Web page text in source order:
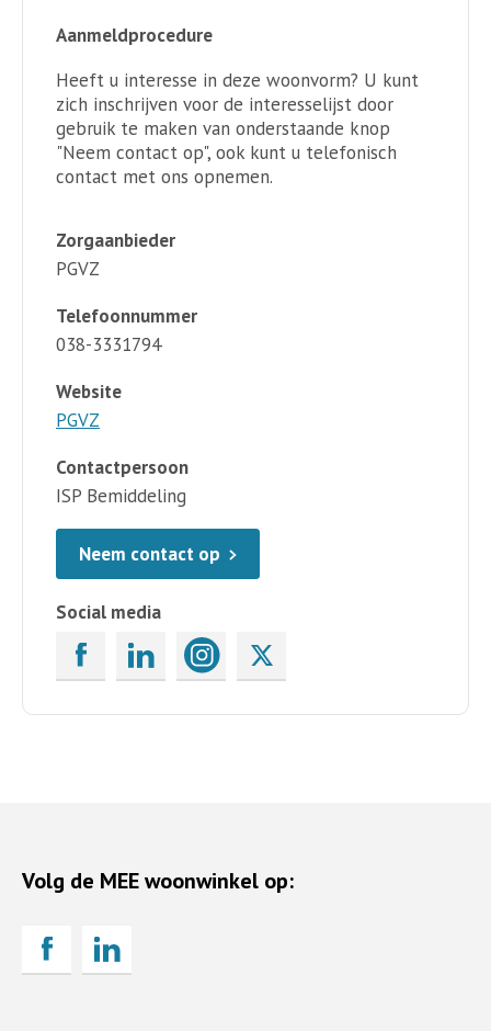
Aanmeldprocedure
Heeft u interesse in deze woonvorm? U kunt
zich inschrijven voor de interesselijst door
gebruik te maken van onderstaande knop
"Neem contact op", ook kunt u telefonisch
contact met ons opnemen.
Zorgaanbieder
PGVZ
Telefoonnummer
038-3331794
Website
PGVZ
Contactpersoon
ISP Bemiddeling
Neem contact op
Social media
Volg de MEE woonwinkel op: